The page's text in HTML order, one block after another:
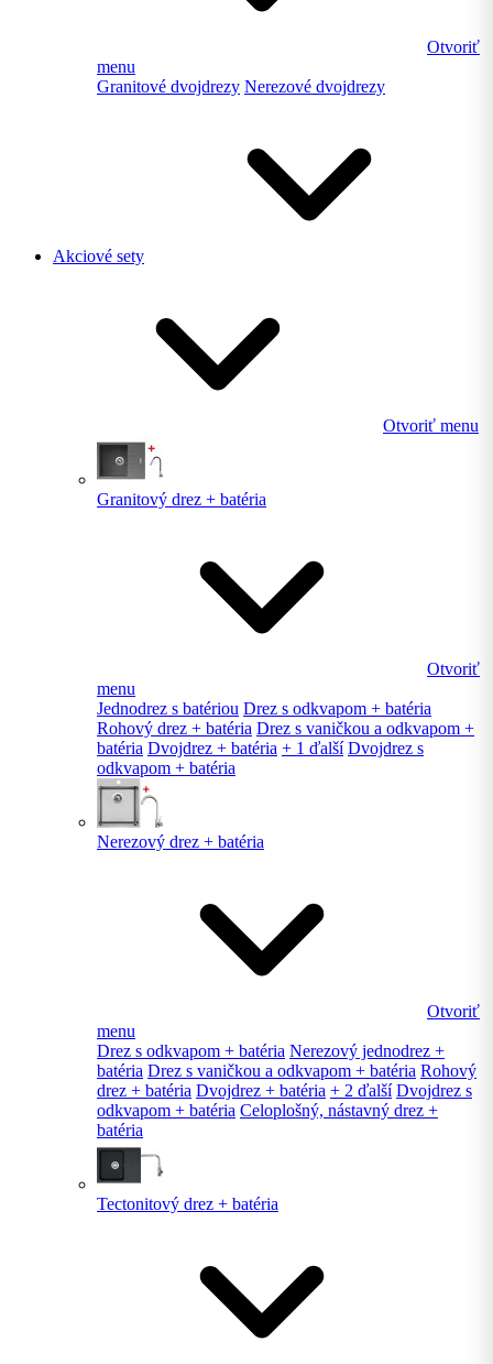
Otvoriť
menu
Granitové dvojdrezy Nerezové dvojdrezy
Akciové sety
Otvoriť menu
Granitový drez + batéria
Otvoriť
menu
Jednodrez s batériou Drez s odkvapom + batéria
Rohový drez + batéria Drez s vaničkou a odkvapom +
batéria Dvojdrez + batéria + 1 ďalší Dvojdrez s
odkvapom + batéria
Nerezový drez + batéria
Otvoriť
menu
Drez s odkvapom + batéria Nerezový jednodrez +
batéria Drez s vaničkou a odkvapom + batéria Rohový
drez + batéria Dvojdrez + batéria + 2 ďalší Dvojdrez s
odkvapom + batéria Celoplošný, nástavný drez +
batéria
Tectonitový drez + batéria